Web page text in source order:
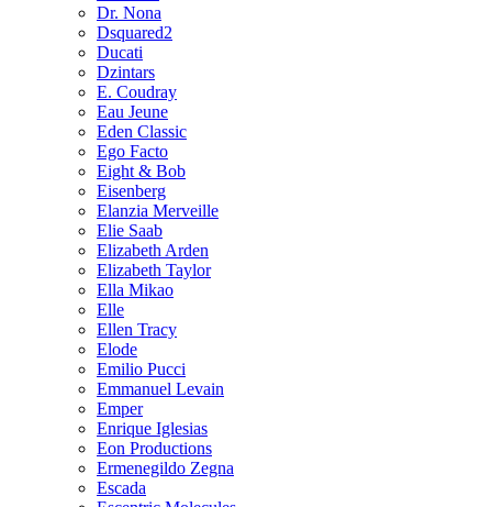
Dr. Nona
Dsquared2
Ducati
Dzintars
E. Coudray
Eau Jeune
Eden Classic
Ego Facto
Eight & Bob
Eisenberg
Elanzia Merveille
Elie Saab
Elizabeth Arden
Elizabeth Taylor
Ella Mikao
Elle
Ellen Tracy
Elode
Emilio Pucci
Emmanuel Levain
Emper
Enrique Iglesias
Eon Productions
Ermenegildo Zegna
Escada